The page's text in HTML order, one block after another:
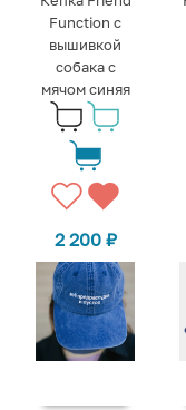
Function с
вышивкой
собака с
мячом синяя
2 200 ₽